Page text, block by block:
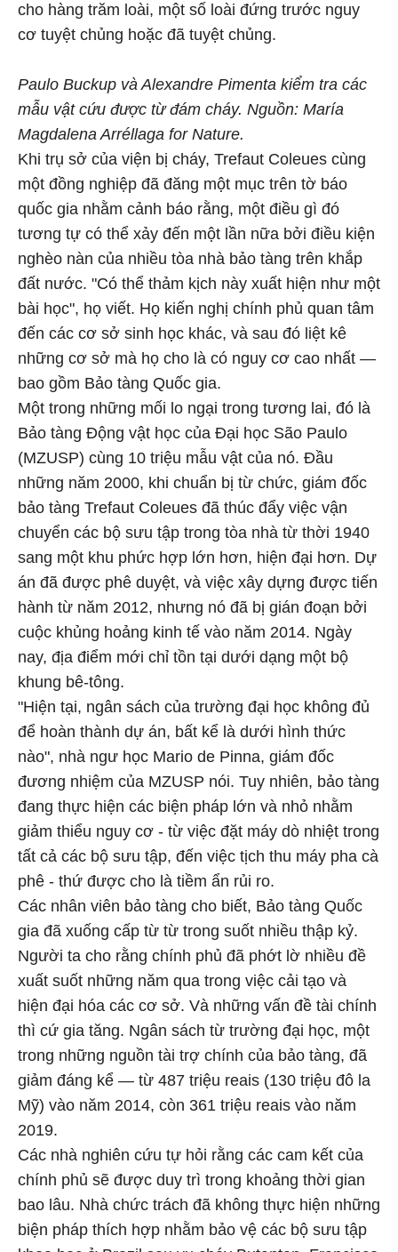
cho hàng trăm loài, một số loài đứng trước nguy
cơ tuyệt chủng hoặc đã tuyệt chủng.
Paulo Buckup và Alexandre Pimenta kiểm tra các
mẫu vật cứu được từ đám cháy. Nguồn: María
Magdalena Arréllaga for Nature.
Khi trụ sở của viện bị cháy, Trefaut Coleues cùng
một đồng nghiệp đã đăng một mục trên tờ báo
quốc gia nhằm cảnh báo rằng, một điều gì đó
tương tự có thể xảy đến một lần nữa bởi điều kiện
nghèo nàn của nhiều tòa nhà bảo tàng trên khắp
đất nước. "Có thể thảm kịch này xuất hiện như một
bài học", họ viết. Họ kiến nghị chính phủ quan tâm
đến các cơ sở sinh học khác, và sau đó liệt kê
những cơ sở mà họ cho là có nguy cơ cao nhất —
bao gồm Bảo tàng Quốc gia.
Một trong những mối lo ngại trong tương lai, đó là
Bảo tàng Động vật học của Đại học São Paulo
(MZUSP) cùng 10 triệu mẫu vật của nó. Đầu
những năm 2000, khi chuẩn bị từ chức, giám đốc
bảo tàng Trefaut Coleues đã thúc đẩy việc vận
chuyển các bộ sưu tập trong tòa nhà từ thời 1940
sang một khu phức hợp lớn hơn, hiện đại hơn. Dự
án đã được phê duyệt, và việc xây dựng được tiến
hành từ năm 2012, nhưng nó đã bị gián đoạn bởi
cuộc khủng hoảng kinh tế vào năm 2014. Ngày
nay, địa điểm mới chỉ tồn tại dưới dạng một bộ
khung bê-tông.
"Hiện tại, ngân sách của trường đại học không đủ
để hoàn thành dự án, bất kể là dưới hình thức
nào", nhà ngư học Mario de Pinna, giám đốc
đương nhiệm của MZUSP nói. Tuy nhiên, bảo tàng
đang thực hiện các biện pháp lớn và nhỏ nhằm
giảm thiểu nguy cơ - từ việc đặt máy dò nhiệt trong
tất cả các bộ sưu tập, đến việc tịch thu máy pha cà
phê - thứ được cho là tiềm ẩn rủi ro.
Các nhân viên bảo tàng cho biết, Bảo tàng Quốc
gia đã xuống cấp từ từ trong suốt nhiều thập kỷ.
Người ta cho rằng chính phủ đã phớt lờ nhiều đề
xuất suốt những năm qua trong việc cải tạo và
hiện đại hóa các cơ sở. Và những vấn đề tài chính
thì cứ gia tăng. Ngân sách từ trường đại học, một
trong những nguồn tài trợ chính của bảo tàng, đã
giảm đáng kể — từ 487 triệu reais (130 triệu đô la
Mỹ) vào năm 2014, còn 361 triệu reais vào năm
2019.
Các nhà nghiên cứu tự hỏi rằng các cam kết của
chính phủ sẽ được duy trì trong khoảng thời gian
bao lâu. Nhà chức trách đã không thực hiện những
biện pháp thích hợp nhằm bảo vệ các bộ sưu tập